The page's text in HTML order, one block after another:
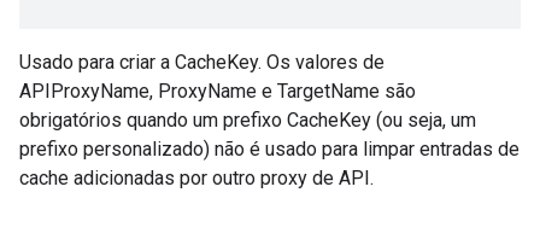
Usado para criar a CacheKey. Os valores de
APIProxyName, ProxyName e TargetName são
obrigatórios quando um prefixo CacheKey (ou seja, um
prefixo personalizado) não é usado para limpar entradas de
cache adicionadas por outro proxy de API.